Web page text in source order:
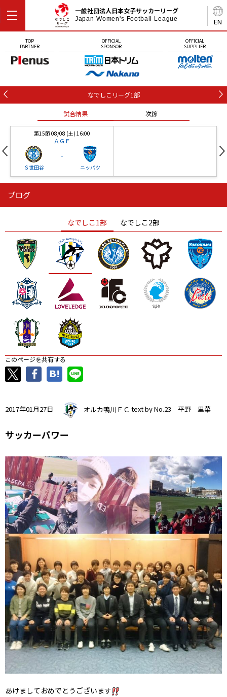
EN
一般社団法人日本女子サッカーリーグ
Japan Women's Football League
TOP
PARTNER
OFFICIAL
SPONSOR
OFFICIAL
SUPPLIER
なでしこリーグ1部
試合結果 次節
第15節 08/08 (土) 16:00
ＡＧＦ
Ｓ世田谷
-
ニッパツ
ニッパツ
ニッパツ 名古屋
石人の星
静岡 愛媛Ｌ
ブログ
なでしこ1部 なでしこ2部
このページを共有する
2017年01月27日 オルカ鴨川ＦＣ text by No.23 平野 里菜
サッカーパワー
あけましておめでとうございます